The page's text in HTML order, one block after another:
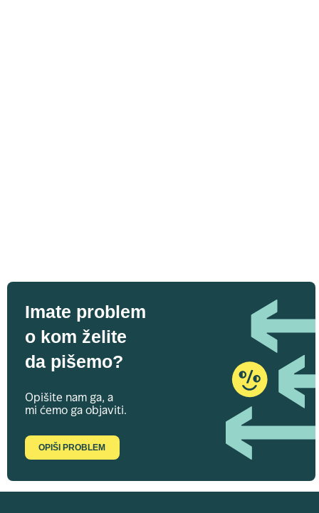
Imate problem
o kom želite
da pišemo?
Opišite nam ga, a
mi ćemo ga objaviti.
OPIŠI PROBLEM